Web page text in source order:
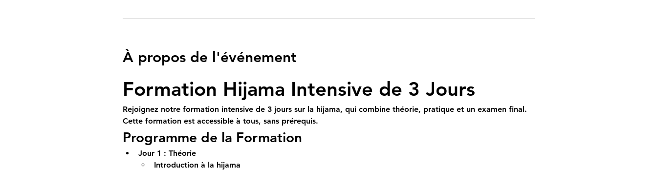
À propos de l'événement
Formation Hijama Intensive de 3 Jours
Rejoignez notre formation intensive de 3 jours sur la hijama, qui combine théorie, pratique et un examen final.
Cette formation est accessible à tous, sans prérequis.
Programme de la Formation
Jour 1 : Théorie
Introduction à la hijama